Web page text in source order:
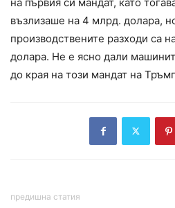
възлизаше на 4 млрд. долара,
производствените разходи са
долара. Не е ясно дали
до края на този мандат на
предишна статия